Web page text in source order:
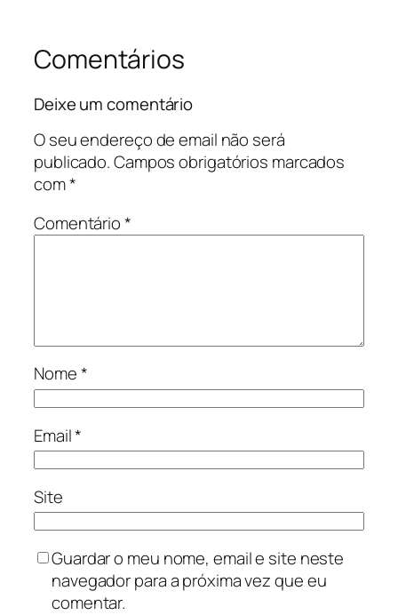
Comentários
Deixe um comentário
O seu endereço de email não será
publicado.Campos obrigatórios marcados
com*
Comentário*
Nome*
Email*
Site
Guardar o meu nome, email e site neste
navegador para a próxima vez que eu
comentar.